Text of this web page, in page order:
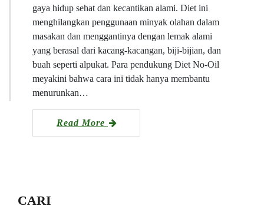
gaya hidup sehat dan kecantikan alami. Diet ini
menghilangkan penggunaan minyak olahan dalam
masakan dan menggantinya dengan lemak alami
yang berasal dari kacang-kacangan, biji-bijian, dan
buah seperti alpukat. Para pendukung Diet No-Oil
meyakini bahwa cara ini tidak hanya membantu
menurunkan…
Read More
CARI